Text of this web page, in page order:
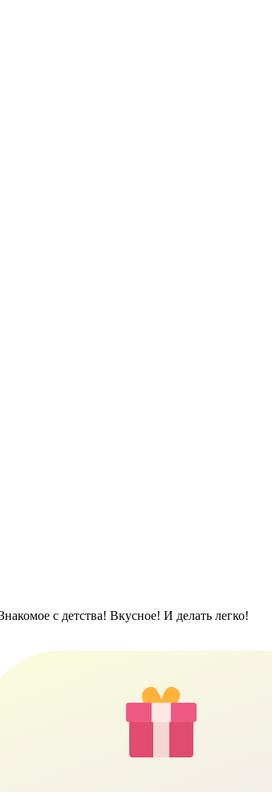
с детства! Вкусное! И делать легко!